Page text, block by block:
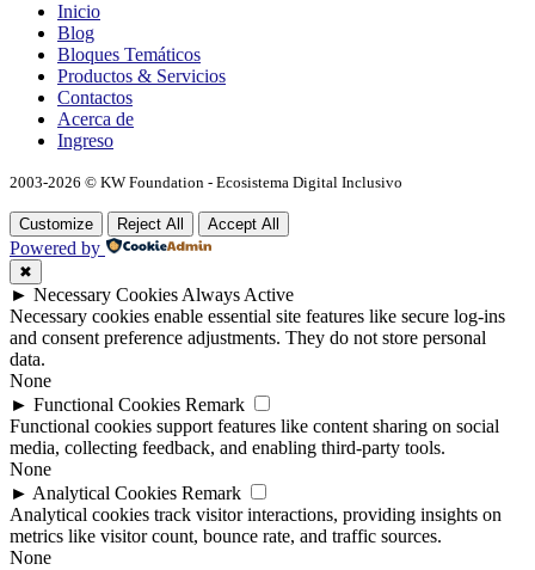
Inicio
Blog
Bloques Temáticos
Productos & Servicios
Contactos
Acerca de
Ingreso
2003-2026 © KW Foundation - Ecosistema Digital Inclusivo
Customize Reject All Accept All
Powered by
✖
► Necessary Cookies Always Active
Necessary cookies enable essential site features like secure log-ins
and consent preference adjustments. They do not store personal
data.
None
► Functional Cookies Remark
Functional cookies support features like content sharing on social
media, collecting feedback, and enabling third-party tools.
None
► Analytical Cookies Remark
Analytical cookies track visitor interactions, providing insights on
metrics like visitor count, bounce rate, and traffic sources.
None